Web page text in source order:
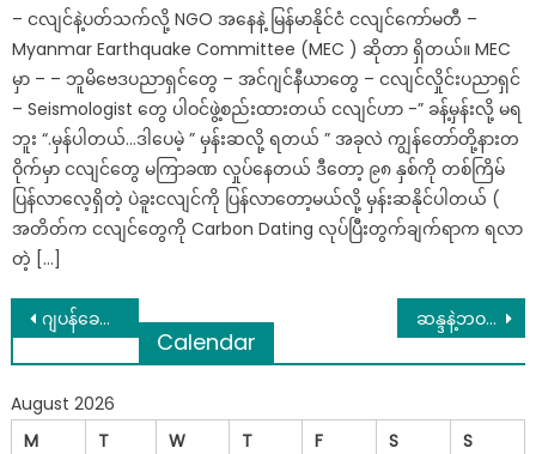
– ငလျင်နဲ့ပတ်သက်လို့ NGO အနေနဲ့ မြန်မာနိုင်ငံ ငလျင်ကော်မတီ –
Myanmar Earthquake Committee (MEC ) ဆိုတာ ရှိတယ်။ MEC
မှာ – – ဘူမိဗေဒပညာရှင်တွေ – အင်ဂျင်နီယာတွေ – ငလျင်လှိုင်းပညာရှင်
– Seismologist တွေ ပါဝင်ဖွဲ့စည်းထားတယ် ငလျင်ဟာ -” ခန့်မှန်းလို့ မရ
ဘူး “.မှန်ပါတယ်…ဒါပေမဲ့ ” မှန်းဆလို့ ရတယ် ” အခုလဲ ကျွန်တော်တို့နားတ
ဝိုက်မှာ ငလျင်တွေ မကြာခဏ လှုပ်နေတယ် ဒီတော့ ၉၈ နှစ်ကို တစ်ကြိမ်
ပြန်လာလေ့ရှိတဲ့ ပဲခူးငလျင်ကို ပြန်လာတော့မယ်လို့ မှန်းဆနိုင်ပါတယ် (
အတိတ်က ငလျင်တွေကို Carbon Dating လုပ်ပြီးတွက်ချက်ရာက ရလာ
တဲ့ […]
Post
navigation
ဂျပန်ခေတ်ကဆွမ်းစားချိန် ကြေးမောင်းထိုးတုံးခေါက်ရာဂျပန်အရာရှိက ဘာလုပ်တာလဲမေးလို့… ဆရာတော်ကြီး ရှင်းပြတဲ့အခါမှဂျပန်အရာရှိကြီး အကြိမ်ကြိမ် အလေးပြုသွားတဲ့အဖြစ် ဆန္ဒနဲ့ဘဝဟာ အမြဲတစ်ထပ်တည်းမကျနိုင်ဘူးလေ ဖြစ်ချင်တဲ့ အိပ်မက်တွေရှိပေမယ့် ကိုယ်ကိုယ်တိုင် ရင်နာနာနဲ့ မေ့ပစ်လိုက်တာတွေလဲ အတိတ်မှာ အများကြီးပါ
Calendar
August 2026
M
T W T F S
S